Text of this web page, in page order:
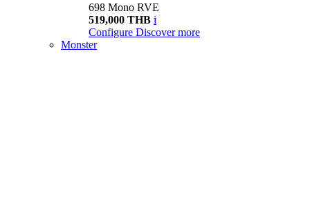
698 Mono RVE
519,000 THB i
Configure Discover more
Monster